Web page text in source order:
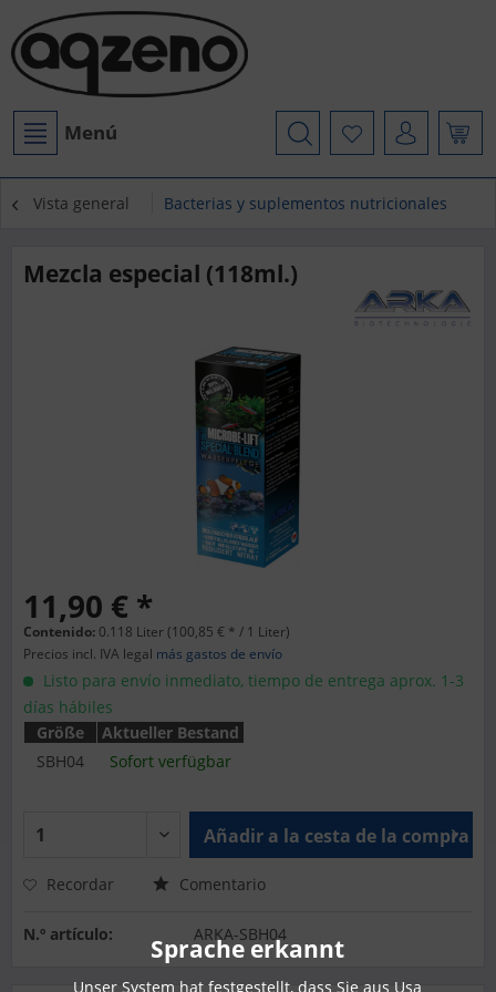
Menú
Vista general Bacterias y suplementos nutricionales
Mezcla especial (118ml.)
11,90 € *
Contenido: 0.118 Liter (100,85 € * / 1 Liter)
Precios incl. IVA legal más gastos de envío
Listo para envío inmediato, tiempo de entrega aprox. 1-3
días hábiles
Größe
Aktueller Bestand
SBH04
Sofort verfügbar
Añadir a la cesta de la compra
Recordar Comentario
N.º artículo: ARKA-SBH04
Sprache erkannt
Unser System hat festgestellt, dass Sie aus Usa